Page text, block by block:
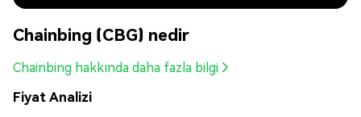
Chainbing (CBG) nedir
Chainbing hakkında daha fazla bilgi
Fiyat Analizi